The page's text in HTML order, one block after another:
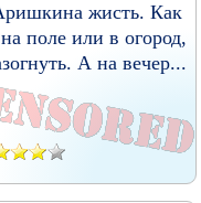
жисть. Как
поле или в огород,
А на вечер...